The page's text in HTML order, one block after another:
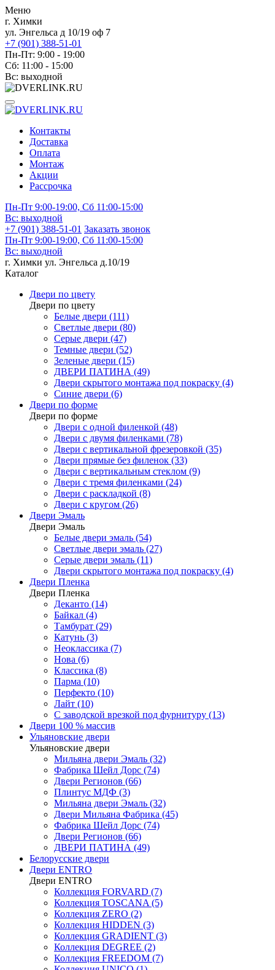
Меню
г. Химки
ул. Энгельса д 10/19 оф 7
+7 (901) 388-51-01
Пн-Пт: 9:00 - 19:00
Сб: 11:00 - 15:00
Вс: выходной
Контакты
Доставка
Оплата
Монтаж
Акции
Рассрочка
Пн-Пт 9:00-19:00, Сб 11:00-15:00
Вс: выходной
+7 (901) 388-51-01 Заказать звонок
Пн-Пт 9:00-19:00, Сб 11:00-15:00
Вс: выходной
г. Химки ул. Энгельса д.10/19
Каталог
Двери по цвету
Двери по цвету
Белые двери (111)
Светлые двери (80)
Серые двери (47)
Темные двери (52)
Зеленые двери (15)
ДВЕРИ ПАТИНА (49)
Двери скрытого монтажа под покраску (4)
Синие двери (6)
Двери по форме
Двери по форме
Двери с одной филенкой (48)
Двери с двумя филенками (78)
Двери с вертикальной фрезеровкой (35)
Двери прямые без филенок (33)
Двери с вертикальным стеклом (9)
Двери с тремя филенками (24)
Двери с раскладкой (8)
Двери с кругом (26)
Двери Эмаль
Двери Эмаль
Белые двери эмаль (54)
Светлые двери эмаль (27)
Серые двери эмаль (11)
Двери скрытого монтажа под покраску (4)
Двери Пленка
Двери Пленка
Деканто (14)
Байкал (4)
Тамбурат (29)
Катунь (3)
Неоклассика (7)
Нова (6)
Классика (8)
Парма (10)
Перфекто (10)
Лайт (10)
С заводской врезкой под фурнитуру (13)
Двери 100 % массив
Ульяновские двери
Ульяновские двери
Мильяна двери Эмаль (32)
Фабрика Шейл Дорс (74)
Двери Регионов (66)
Плинтус МДФ (3)
Мильяна двери Эмаль (32)
Двери Мильяна Фабрика (45)
Фабрика Шейл Дорс (74)
Двери Регионов (66)
ДВЕРИ ПАТИНА (49)
Белорусские двери
Двери ENTRO
Двери ENTRO
Коллекция FORVARD (7)
Коллекция TOSCANA (5)
Коллекция ZERO (2)
Коллекция HIDDEN (3)
Коллекция GRADIENT (3)
Коллекция DEGREE (2)
Коллекция FREEDOM (7)